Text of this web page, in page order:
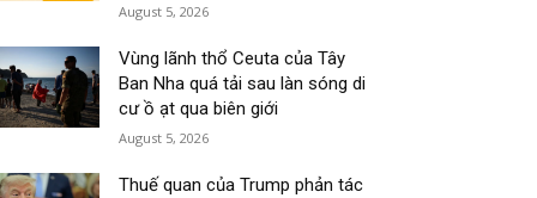
August 5, 2026
Vùng lãnh thổ Ceuta của Tây
Ban Nha quá tải sau làn sóng di
cư ồ ạt qua biên giới
August 5, 2026
Thuế quan của Trump phản tác